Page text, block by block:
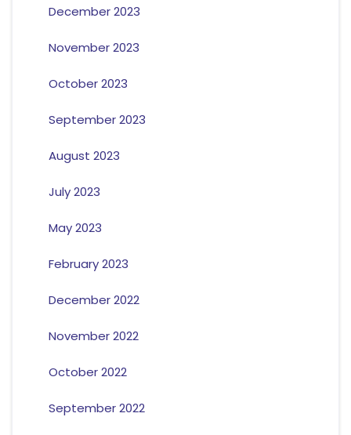
December 2023
November 2023
October 2023
September 2023
August 2023
July 2023
May 2023
February 2023
December 2022
November 2022
October 2022
September 2022